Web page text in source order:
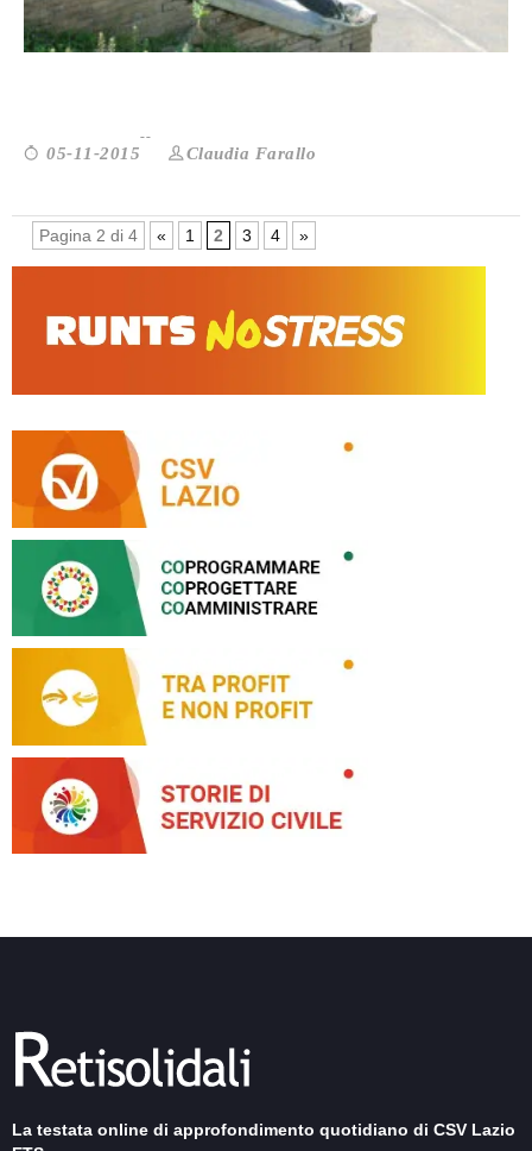
UN PO’ SOLI E UN PO’ CON ...
05-11-2015 Claudia Farallo
Pagina 2 di 4 « 1 2 3 4 »
La testata online di approfondimento quotidiano di CSV Lazio